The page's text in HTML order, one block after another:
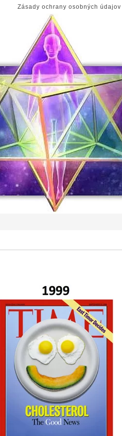
Zásady ochrany osobných údajov